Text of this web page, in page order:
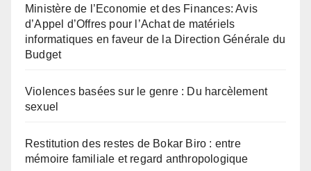
Ministère de l’Economie et des Finances: Avis
d’Appel d’Offres pour l’Achat de matériels
informatiques en faveur de la Direction Générale du
Budget
Violences basées sur le genre : Du harcèlement
sexuel
Restitution des restes de Bokar Biro : entre
mémoire familiale et regard anthropologique